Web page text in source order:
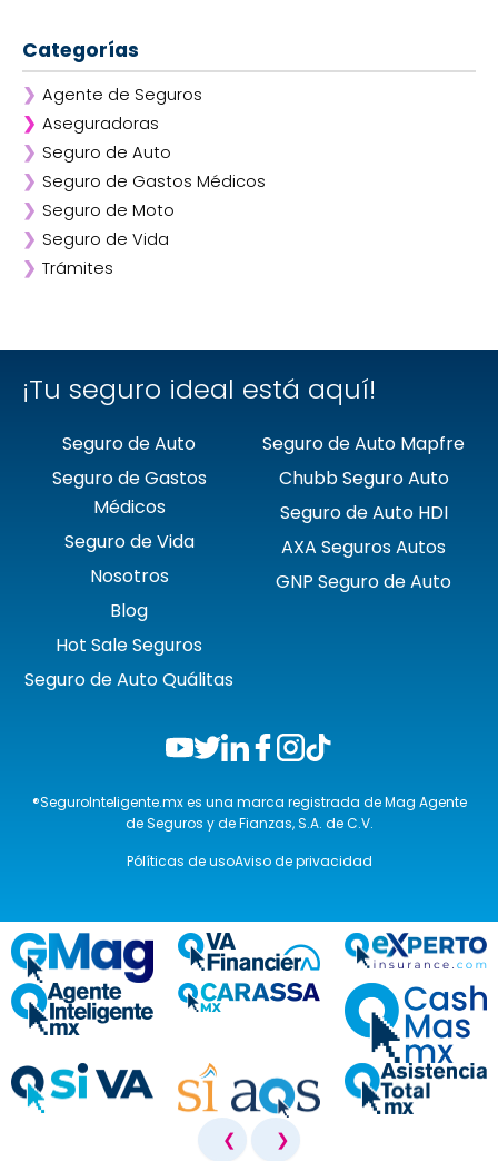
Categorías
❯ Agente de Seguros
❯ Aseguradoras
❯ Afirme
❯ ANA
❯ AXA
❯ Chubb
❯ GNP
❯ Seguro de Auto
❯ Seguro de Gastos Médicos
❯ Seguro de Moto
❯ Seguro de Vida
❯ Trámites
¡Tu seguro ideal está aquí!
Seguro de Auto
Seguro de Gastos
Médicos
Seguro de Vida
Nosotros
Blog
Hot Sale Seguros
Seguro de Auto Quálitas
Seguro de Auto Mapfre
Chubb Seguro Auto
Seguro de Auto HDI
AXA Seguros Autos
GNP Seguro de Auto
®SeguroInteligente.mx es una marca registrada de Mag Agente
de Seguros y de Fianzas, S.A. de C.V.
Pólíticas de usoAviso de privacidad
❮ ❯